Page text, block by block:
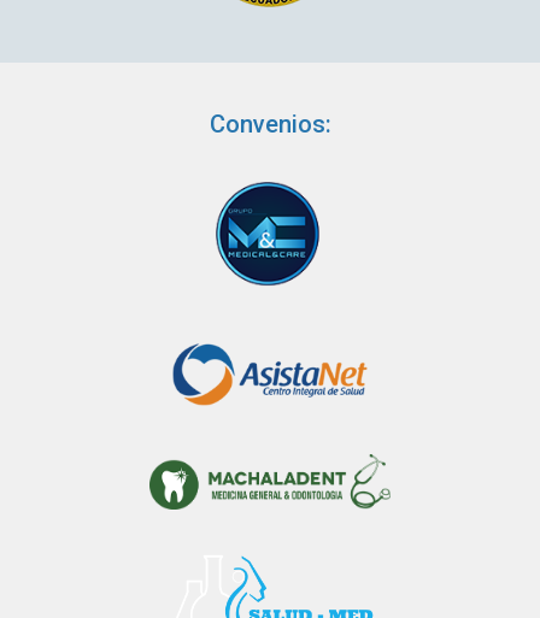
Convenios: